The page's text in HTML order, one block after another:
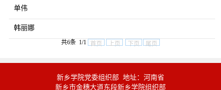
单伟
韩丽娜
共6条 1/1 首页 上页 下页 尾页
新乡学院党委组织部 地址：河南省
新乡市金穗大道东段新乡学院组织部